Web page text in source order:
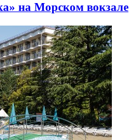
на Морском вокзале